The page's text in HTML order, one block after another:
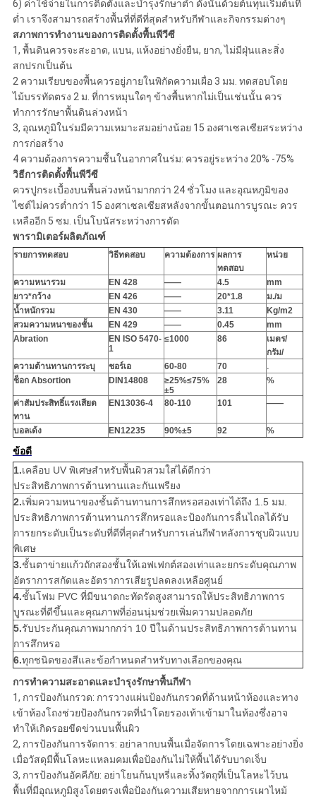
6) ค่าใช้จ่ายในการติดตั้งและบำรุงรักษาต่ำ ดังนั้นด้วยต้นทุนเริ่มต้นที่
ต่ำ เราจึงสามารถสร้างพื้นที่ที่ดีที่สุดสำหรับกีฬาและกิจกรรมต่างๆ
สภาพการทำงานของการติดตั้งพื้นพีวีซี
1, พื้นดินควรจะสะอาด, แบน, แห้งอย่างยั่งยืน, ยาก, ไม่มีฝุ่นและสิ่ง
สกปรกเป็นต้น
2 ความเรียบของพื้นควรอยู่ภายในพิกัดความเผื่อ 3 มม. ทดสอบโดย
ไม้บรรทัดตรง 2 ม. ที่การหมุนใดๆ ข้างพื้นหากไม่เป็นเช่นนั้น ควร
ทำการรักษาพื้นดินล่วงหน้า
3, อุณหภูมิในร่มมีความเหมาะสมอย่างน้อย 15 องศาเซลเซียสระหว่าง
การก่อสร้าง
4 ความต้องการความชื้นในอากาศในร่ม: ควรอยู่ระหว่าง 20% -75%
วิธีการติดตั้งพื้นพีวีซี
ควรปูกระเบื้องบนพื้นล่วงหน้ามากกว่า 24 ชั่วโมง และอุณหภูมิของ
ไซต์ไม่ควรต่ำกว่า 15 องศาเซลเซียสหลังจากขั้นตอนการบูรณะ ควร
เหลืออีก 5 ซม. เป็นโบนัสระหว่างการตัด
พารามิเตอร์ผลิตภัณฑ์
รายการทดสอบ วิธีทดสอบ ความต้องการ ผลการ
ทดสอบ
หน่วย
ความหนารวม EN 428 —— 4.5
mm
ยาว*กว้าง
EN 426 —— 20*1.8
ม./ม
น้ำหนักรวม
EN 430 —— 3.11 Kg/m2
สวมความหนาของชั้น
EN 429 —— 0.45
mm
Abration
EN ISO 5470-
1
≤1000 86
เมตร/
กรัม/
ความต้านทานการระบุ
ชอร์เอ 60-80 70
.
ช็อก Absortion
DIN14808
≥25%≤75%
±5
28 %
ค่าสัมประสิทธิ์แรงเสียด
ทาน
EN13036-4 80-110 101 ——
บอลเด้ง EN12235 90%±5 92 %
ข้อดี
1.เคลือบ UV พิเศษสำหรับพื้นผิวสวมใส่ได้ดีกว่า
ประสิทธิภาพการต้านทานและกันเพรียง
2.เพิ่มความหนาของชั้นต้านทานการสึกหรอสองเท่าได้ถึง 1.5 มม.
ประสิทธิภาพการต้านทานการสึกหรอและป้องกันการลื่นไถลได้รับ
การยกระดับเป็นระดับที่ดีที่สุดสำหรับการเล่นกีฬาหลังการชุบผิวแบบ
พิเศษ
3.ชั้นตาข่ายแก้วถักสองชั้นให้เอฟเฟกต์สองเท่าและยกระดับคุณภาพ
อัตราการสกัดและอัตราการเสียรูปลดลงเหลือศูนย์
4.ชั้นโฟม PVC ที่มีขนาดกะทัดรัดสูงสามารถให้ประสิทธิภาพการ
บูรณะที่ดีขึ้นและคุณภาพที่อ่อนนุ่มช่วยเพิ่มความปลอดภัย
5.รับประกันคุณภาพมากกว่า 10 ปีในด้านประสิทธิภาพการต้านทาน
การสึกหรอ
6.ทุกชนิดของสีและข้อกำหนดสำหรับทางเลือกของคุณ
การทำความสะอาดและบำรุงรักษาพื้นกีฬา
1, การป้องกันกรวด: การวางแผ่นป้องกันกรวดที่ด้านหน้าห้องและทาง
เข้าห้องโถงช่วยป้องกันกรวดที่นำโดยรองเท้าเข้ามาในห้องซึ่งอาจ
ทำให้เกิดรอยขีดข่วนบนพื้นผิว
2, การป้องกันการจัดการ: อย่าลากบนพื้นเมื่อจัดการโดยเฉพาะอย่างยิ่ง
เมื่อวัสดุมีพื้นโลหะแหลมคมเพื่อป้องกันไม่ให้พื้นได้รับบาดเจ็บ
3, การป้องกันอัคคีภัย: อย่าโยนก้นบุหรี่และทิ้งวัตถุที่เป็นโลหะไว้บน
พื้นที่มีอุณหภูมิสูงโดยตรงเพื่อป้องกันความเสียหายจากการเผาไหม้